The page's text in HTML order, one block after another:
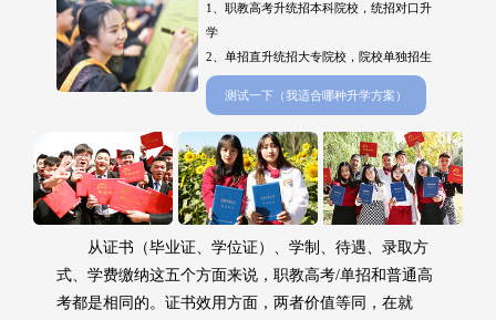
1、职教高考升统招本科院校，统招对口升
学
2、单招直升统招大专院校，院校单独招生
测试一下（我适合哪种升学方案）
从证书（毕业证、学位证）、学制、待遇、录取方
式、学费缴纳这五个方面来说，职教高考/单招和普通高
考都是相同的。证书效用方面，两者价值等同，在就